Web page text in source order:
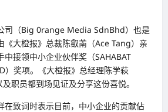
司（Big 0range Media SdnBhd）也是
《大橙报》总裁陈叡萳（Ace Tang）亲
中接领中小企业伙伴奖（SAHABAT
）奖项。《大橙报》总经理陈学萩
职员都到场见证及分享这份喜悦。
在致词时表示目前，中小企业的贡献佔